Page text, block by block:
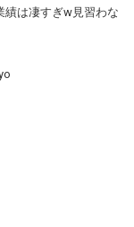
は凄すぎw見習わな